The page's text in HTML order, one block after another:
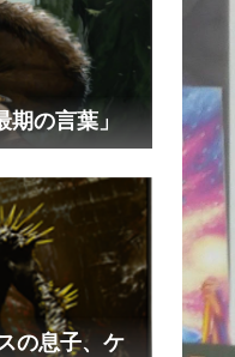
期の言葉」
の息子、ケ